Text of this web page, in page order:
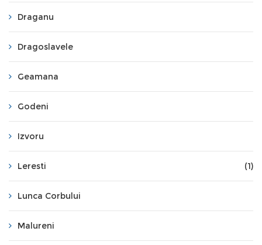
Draganu
Dragoslavele
Geamana
Godeni
Izvoru
Leresti (1)
Lunca Corbului
Malureni